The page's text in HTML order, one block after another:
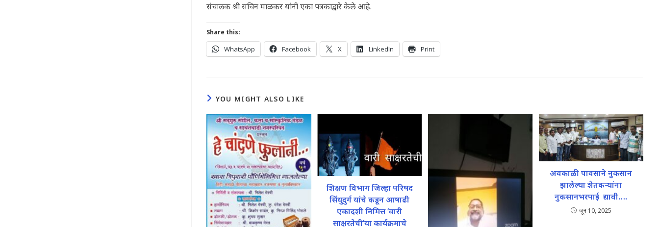
संचालक श्री सचिन माळकर यांनी एका पत्रकाद्वारे केले आहे.
Share this:
WhatsApp Facebook X LinkedIn Print
YOU MIGHT ALSO LIKE
शिक्षण विभाग जिल्हा परिषद
सिंधुदुर्ग यांचे कडून आषाढी
एकादशी निमित्त ‘वारी
साक्षरतेची’या कार्यक्रमाचे
अवकाळी पावसाने नुकसान
झालेल्या शेतकऱ्यांना
नुकसानभरपाई द्यावी….
जून 10, 2025